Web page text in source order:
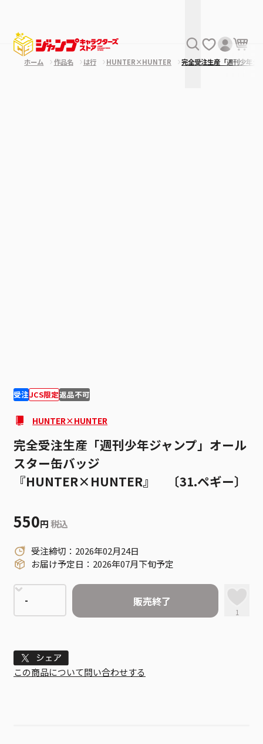
ホーム 作品名 は行 HUNTER×HUNTER 完全受注生産「週刊少年
受注JCS限定返品不可
HUNTER×HUNTER
完全受注生産「週刊少年ジャンプ」オール
スター缶バッジ
『HUNTER×HUNTER』 〔31.ペギー〕
550円 税込
受注締切：2026年02月24日
お届け予定日：2026年07月下旬予定
販売終了
1
Tweet
この商品について問い合わせする